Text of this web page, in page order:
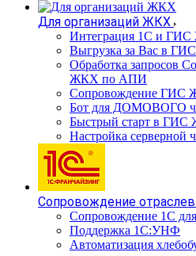
Для организаций ЖКХ
Интеграция 1С и
Выгрузка за Вас в
Обработка запросов
ЖКХ по АПИ
Сопровождение ГИС
Бот для ДОМОВОГО
Быстрый старт в
Настройка
Сопровождение
Сопровождение 1С
Поддержка 1С:УНФ
Автоматизация